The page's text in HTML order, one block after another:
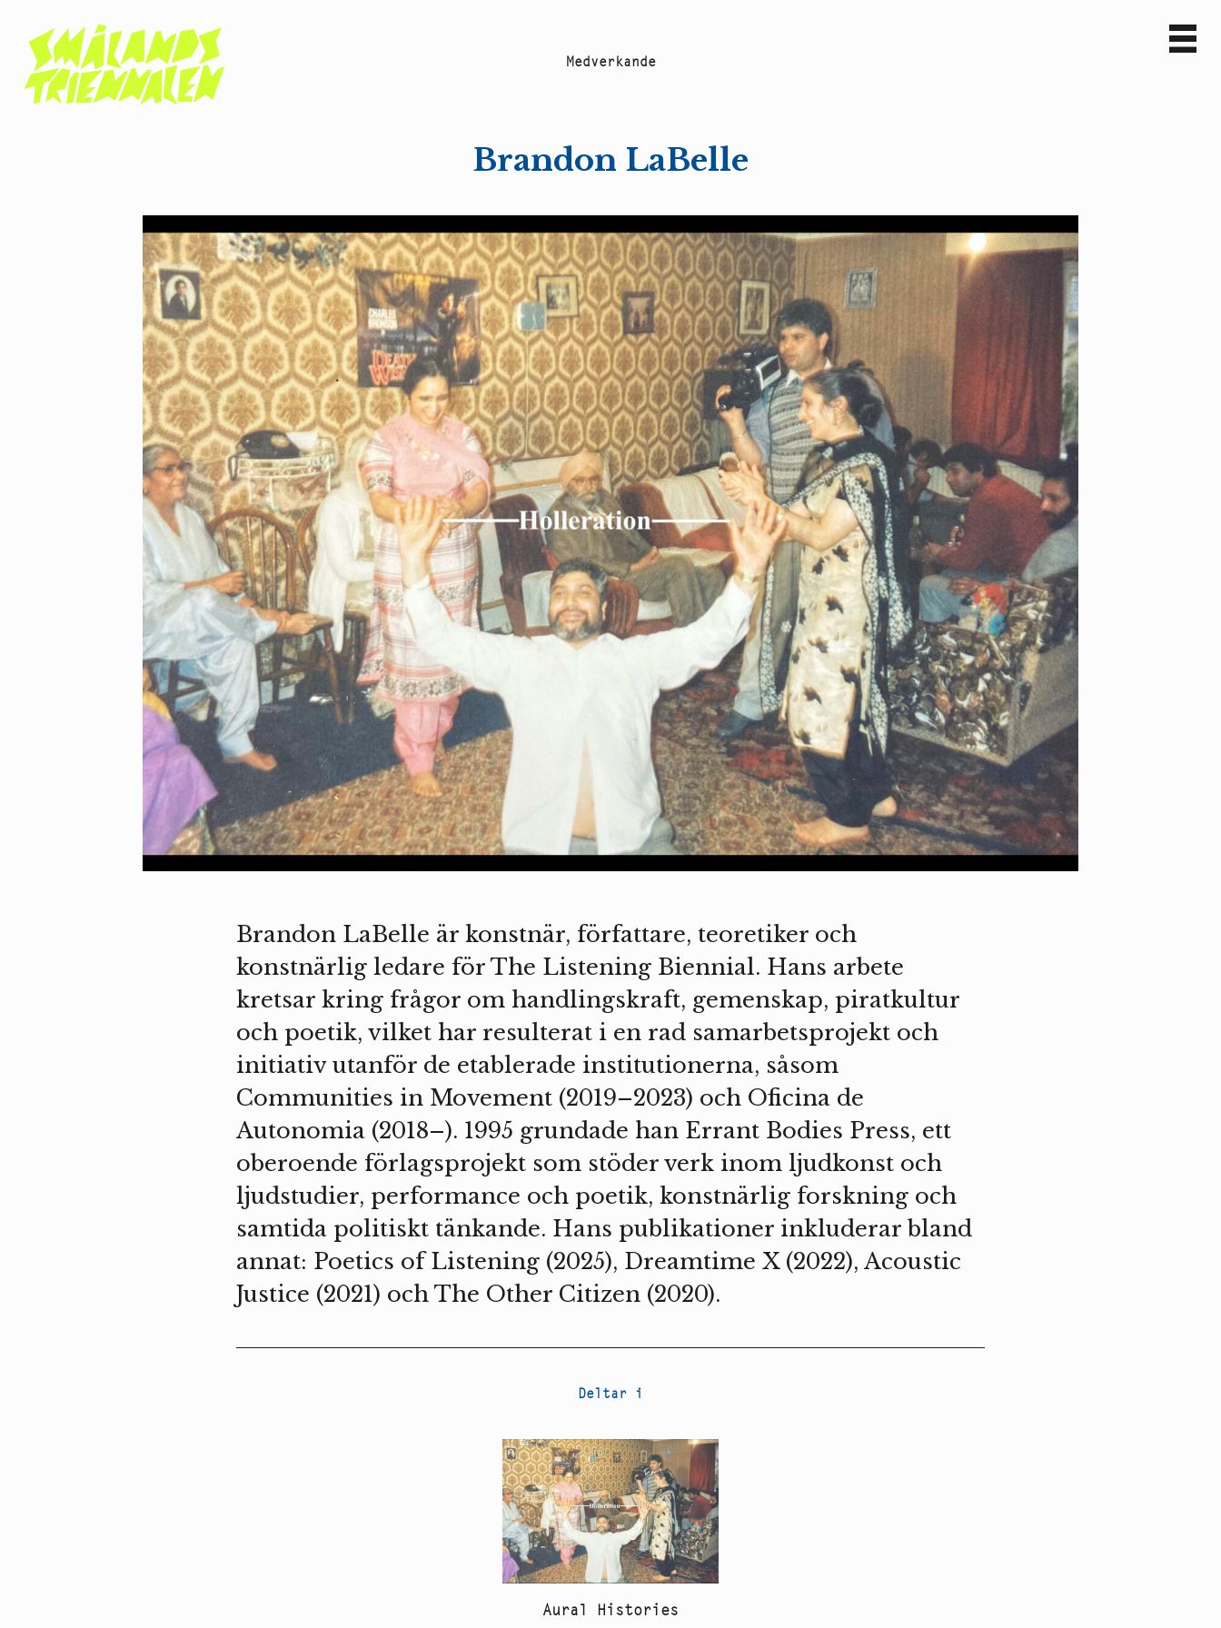
Medverkande
Brandon LaBelle
Brandon LaBelle är konstnär, författare, teoretiker och
konstnärlig ledare för The Listening Biennial. Hans arbete
kretsar kring frågor om handlingskraft, gemenskap, piratkultur
och poetik, vilket har resulterat i en rad samarbetsprojekt och
initiativ utanför de etablerade institutionerna, såsom
Communities in Movement (2019–2023) och Oficina de
Autonomia (2018–). 1995 grundade han Errant Bodies Press, ett
oberoende förlagsprojekt som stöder verk inom ljudkonst och
ljudstudier, performance och poetik, konstnärlig forskning och
samtida politiskt tänkande. Hans publikationer inkluderar bland
annat: Poetics of Listening (2025), Dreamtime X (2022), Acoustic
Justice (2021) och The Other Citizen (2020).
Deltar i
Aural Histories